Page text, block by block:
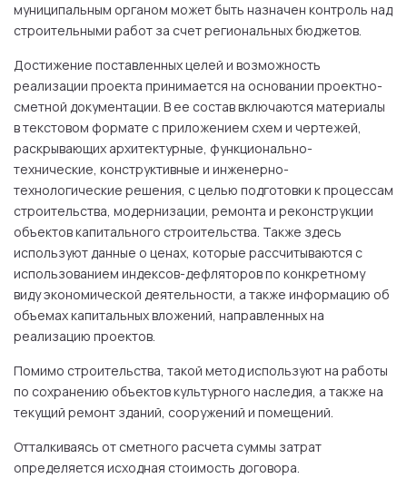
муниципальным органом может быть назначен контроль над
строительными работ за счет региональных бюджетов.
Достижение поставленных целей и возможность
реализации проекта принимается на основании проектно-
сметной документации. В ее состав включаются материалы
в текстовом формате с приложением схем и чертежей,
раскрывающих архитектурные, функционально-
технические, конструктивные и инженерно-
технологические решения, с целью подготовки к процессам
строительства, модернизации, ремонта и реконструкции
объектов капитального строительства. Также здесь
используют данные о ценах, которые рассчитываются с
использованием индексов-дефляторов по конкретному
виду экономической деятельности, а также информацию об
объемах капитальных вложений, направленных на
реализацию проектов.
Помимо строительства, такой метод используют на работы
по сохранению объектов культурного наследия, а также на
текущий ремонт зданий, сооружений и помещений.
Отталкиваясь от сметного расчета суммы затрат
определяется исходная стоимость договора.